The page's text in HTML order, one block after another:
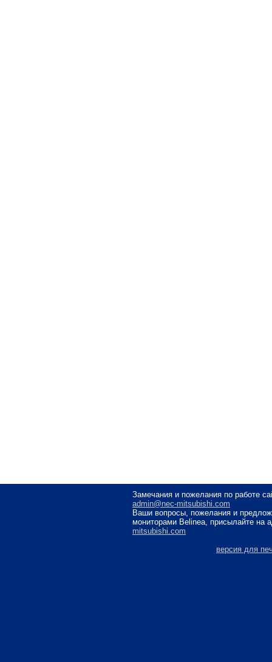
Замечания и пожелания по работе
admin@nec-mitsubishi.com
Ваши вопросы, пожелания и
мониторами Belinea, присылайте на
mitsubishi.com
версия для